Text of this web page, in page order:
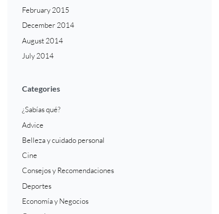
February 2015
December 2014
August 2014
July 2014
Categories
¿Sabías qué?
Advice
Belleza y cuidado personal
Cine
Consejos y Recomendaciones
Deportes
Economía y Negocios